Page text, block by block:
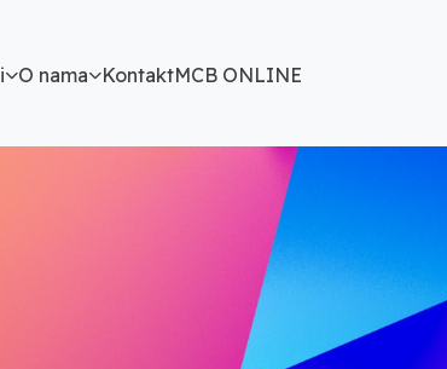
O nama KontaktMCB ONLINE